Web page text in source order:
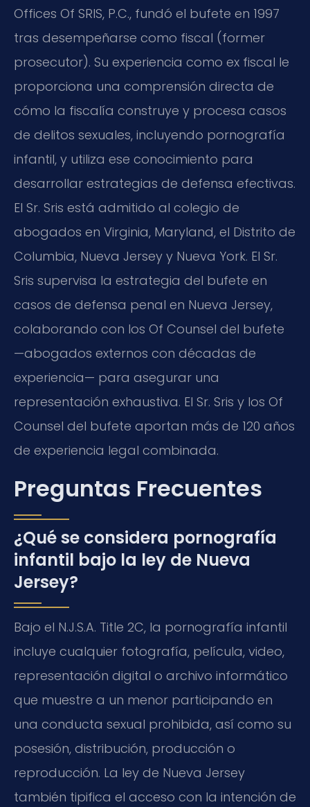
Offices Of SRIS, P.C., fundó el bufete en 1997
tras desempeñarse como fiscal (former
prosecutor). Su experiencia como ex fiscal le
proporciona una comprensión directa de
cómo la fiscalía construye y procesa casos
de delitos sexuales, incluyendo pornografía
infantil, y utiliza ese conocimiento para
desarrollar estrategias de defensa efectivas.
El Sr. Sris está admitido al colegio de
abogados en Virginia, Maryland, el Distrito de
Columbia, Nueva Jersey y Nueva York. El Sr.
Sris supervisa la estrategia del bufete en
casos de defensa penal en Nueva Jersey,
colaborando con los Of Counsel del bufete
—abogados externos con décadas de
experiencia— para asegurar una
representación exhaustiva. El Sr. Sris y los Of
Counsel del bufete aportan más de 120 años
de experiencia legal combinada.
Preguntas Frecuentes
¿Qué se considera pornografía
infantil bajo la ley de Nueva
Jersey?
Bajo el N.J.S.A. Title 2C, la pornografía infantil
incluye cualquier fotografía, película, video,
representación digital o archivo informático
que muestre a un menor participando en
una conducta sexual prohibida, así como su
posesión, distribución, producción o
reproducción. La ley de Nueva Jersey
también tipifica el acceso con la intención de